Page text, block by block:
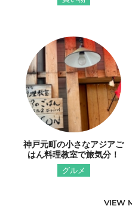
神戸元町の小さなアジアご
はん料理教室で旅気分！
グルメ
VIEW